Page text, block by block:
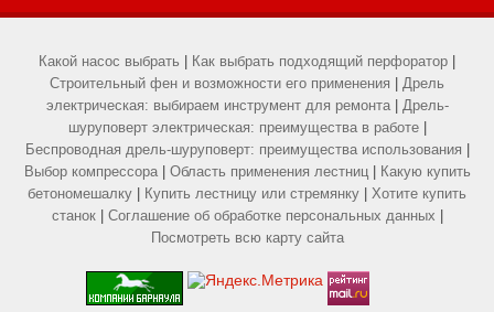
Какой насос выбрать Как выбрать подходящий перфоратор
Строительный фен и возможности его применения
Дрель
электрическая: выбираем инструмент для ремонта| Дрель-
шуруповерт электрическая: преимущества в работе|
Беспроводная дрель-шуруповерт: преимущества использования
Выбор компрессора| Область применения лестниц|
Какую купить
бетономешалку
Купить лестницу или стремянку
Хотите купить
станок| Соглашение об обработке персональных данных
Посмотреть всю карту сайта